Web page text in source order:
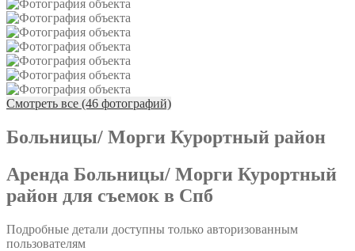
Смотреть все (46 фотографий)
Больницы/ Морги Курортный район
Аренда Больницы/ Морги Курортный
район для съемок в Спб
Подробные детали доступны только авторизованным
пользователям